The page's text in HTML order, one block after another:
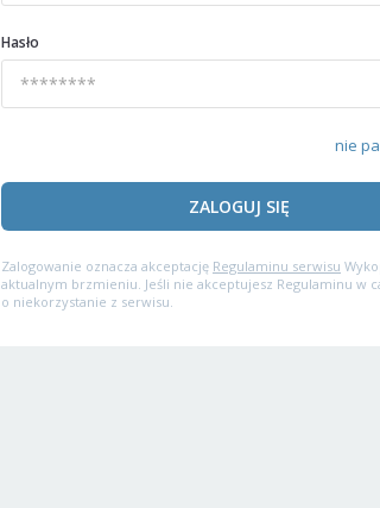
Hasło
nie
ZALOGUJ SIĘ
Zalogowanie oznacza akceptację Regulaminu serwisu
aktualnym brzmieniu. Jeśli nie akceptujesz Regulaminu w
o niekorzystanie z serwisu.